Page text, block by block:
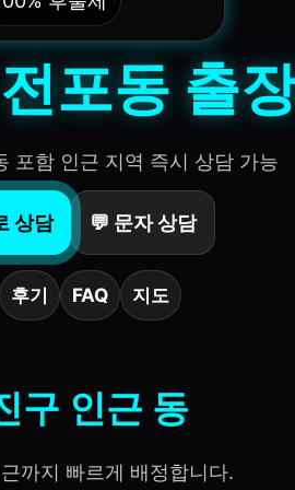
포동 출
포함 인근 지역 즉시 상담 가능
상담 💬 문자 상담
후기 FAQ 지도
구 인근 동
까지 빠르게 배정합니다.